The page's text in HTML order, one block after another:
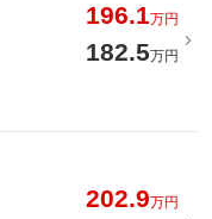
196.1万円
182.5万円
202.9万円